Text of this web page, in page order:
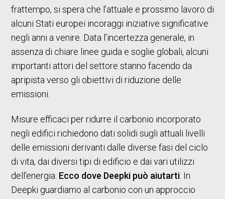
frattempo, si spera che l’attuale e prossimo lavoro di
alcuni Stati europei incoraggi iniziative significative
negli anni a venire. Data l’incertezza generale, in
assenza di chiare linee guida e soglie globali, alcuni
importanti attori del settore stanno facendo da
apripista verso gli obiettivi di riduzione delle
emissioni.
Misure efficaci per ridurre il carbonio incorporato
negli edifici richiedono dati solidi sugli attuali livelli
delle emissioni derivanti dalle diverse fasi del ciclo
di vita, dai diversi tipi di edificio e dai vari utilizzi
dell’energia. Ecco dove Deepki può aiutarti . In
Deepki guardiamo al carbonio con un approccio